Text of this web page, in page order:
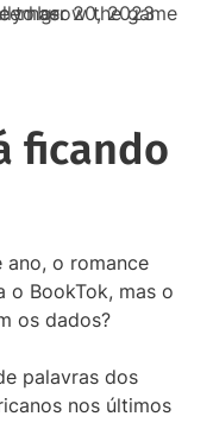
has. 20, 2023
ficando
ano, o romance
o BookTok, mas o
os dados?
palavras dos
nos últimos